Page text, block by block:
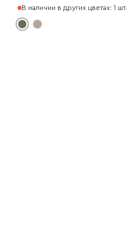
В наличии в других цветах: 1 шт.